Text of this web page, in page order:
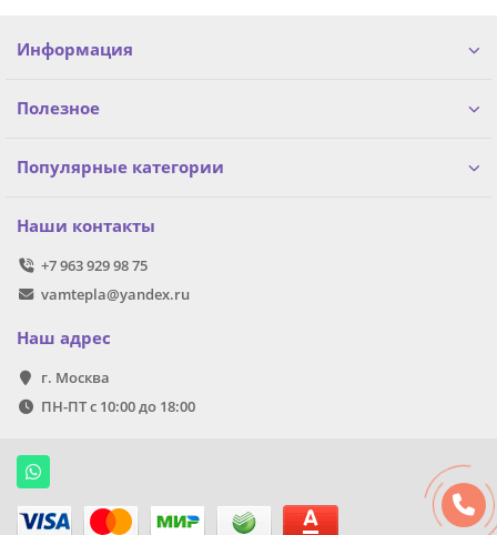
Информация
Полезное
Популярные категории
Наши контакты
+7 963 929 98 75
vamtepla@yandex.ru
Наш адрес
г. Москва
ПН-ПТ с 10:00 до 18:00